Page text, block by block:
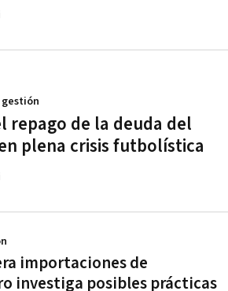
repago de la deuda del
plena crisis futbolística
gestión
importaciones de
investiga posibles prácticas